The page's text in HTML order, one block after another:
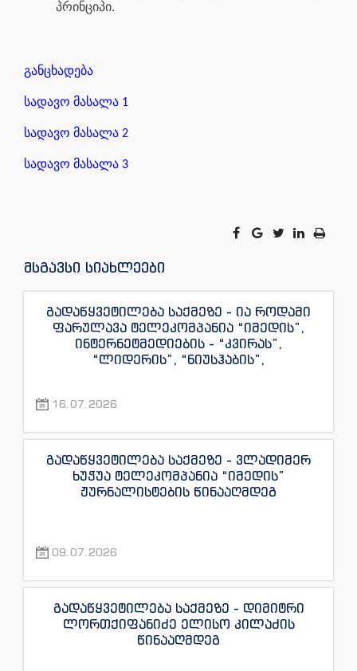
პრინციპი.
განცხადება
სადავო მასალა 1
სადავო მასალა 2
სადავო მასალა 3
მსგავსი სიახლეები
გადაწყვეტილება საქმეზე - ია როდამი
ფარულავა ტელეკომპანია “იმედის”,
ინტერნეტმედიების - “კვირას”,
“ლიდერის”, “ნიუსჰაბის”,
“ექსკლუზივტივის” ჟურნალისტების
16.07.2026
გადაწყვეტილება საქმეზე - ვლადიმერ
ხუჭუა ტელეკომპანია “იმედის”
ჟურნალისტების წინააღმდეგ
09.07.2026
გადაწყვეტილება საქმეზე - დიმიტრი
ლორთქიფანიძე ელისო კილაძის
წინააღმდეგ